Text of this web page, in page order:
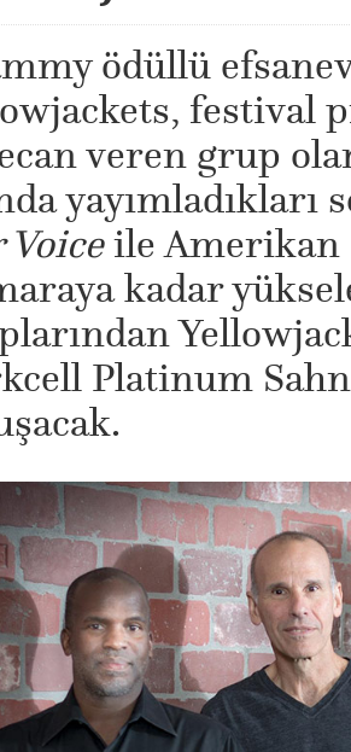
ödüllü
festival
veren grup
Voiceile Amerikan
kadar
Platinum